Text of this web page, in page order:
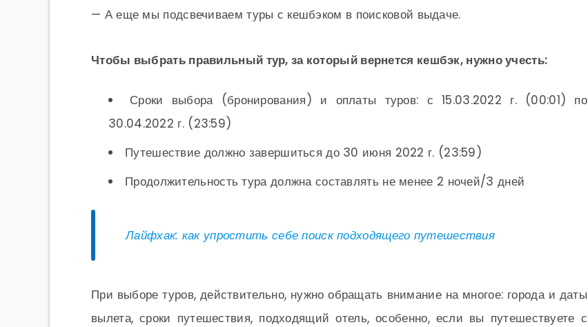
— А еще мы подсвечиваем туры с кешбэком в поисковой выдаче.
Чтобы выбрать правильный тур, за который вернется кешбэк, нужно учесть:
Сроки выбора (бронирования) и оплаты туров: с 15.03.2022 г. (00:01) по
30.04.2022 г. (23:59)
Путешествие должно завершиться до 30 июня 2022 г. (23:59)
Продолжительность тура должна составлять не менее 2 ночей/3 дней
Лайфхак: как упростить себе поиск подходящего путешествия
При выборе туров, действительно, нужно обращать внимание на многое: города и даты
вылета, сроки путешествия, подходящий отель, особенно, если вы путешествуете с